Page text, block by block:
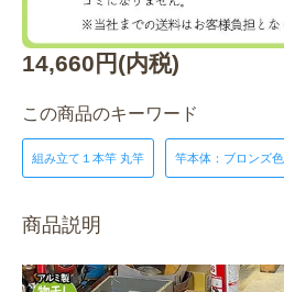
14,660円(内税)
この商品のキーワード
組み立て１本竿 丸竿 竿本体：ブロンズ色
商品説明